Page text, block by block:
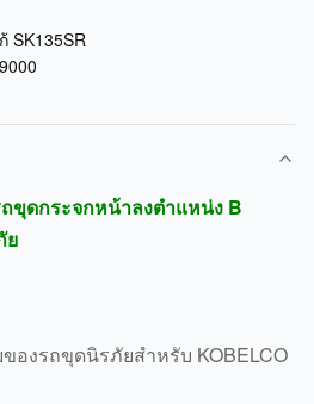
SK135SR
ขุดกระจกหน้าลงตำแหน่ง B
ย
องรถขุดนิรภัยสำหรับ KOBELCO